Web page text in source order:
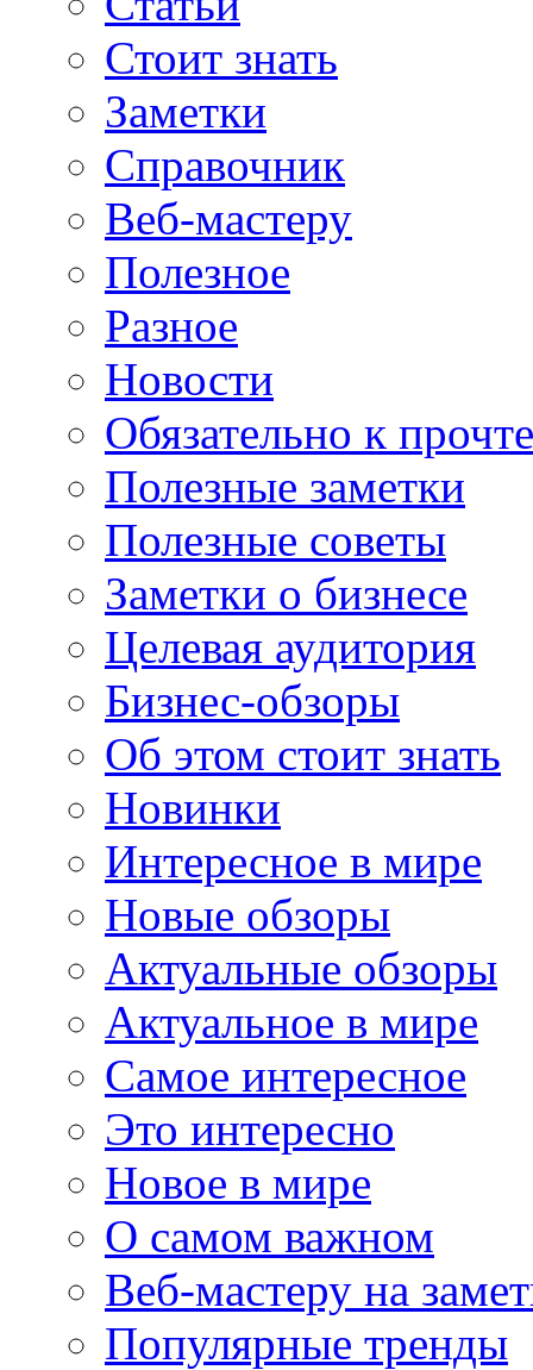
Стоит знать
Заметки
Справочник
Веб-мастеру
Полезное
Разное
Новости
Обязательно к
Полезные заметки
Полезные советы
Заметки о бизнесе
Целевая аудитория
Бизнес-обзоры
Об этом стоит знать
Новинки
Интересное в мире
Новые обзоры
Актуальные обзоры
Актуальное в мире
Самое интересное
Это интересно
Новое в мире
О самом важном
Веб-мастеру на
Популярные тренды